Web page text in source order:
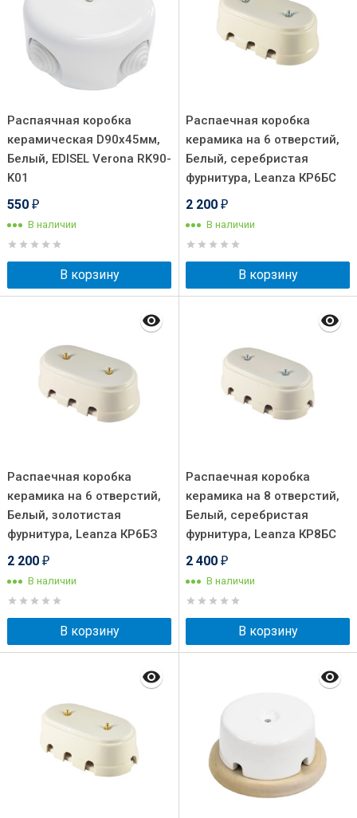
Распаячная коробка
керамическая D90х45мм,
Белый, EDISEL Verona RK90-
K01
550 ₽
В наличии
В корзину
Распаечная коробка
керамика на 6 отверстий,
Белый, серебристая
фурнитура, Leanza КР6БС
2 200 ₽
В наличии
В корзину
Распаечная коробка
керамика на 6 отверстий,
Белый, золотистая
фурнитура, Leanza КР6БЗ
2 200 ₽
В наличии
В корзину
Распаечная коробка
керамика на 8 отверстий,
Белый, серебристая
фурнитура, Leanza КР8БС
2 400 ₽
В наличии
В корзину